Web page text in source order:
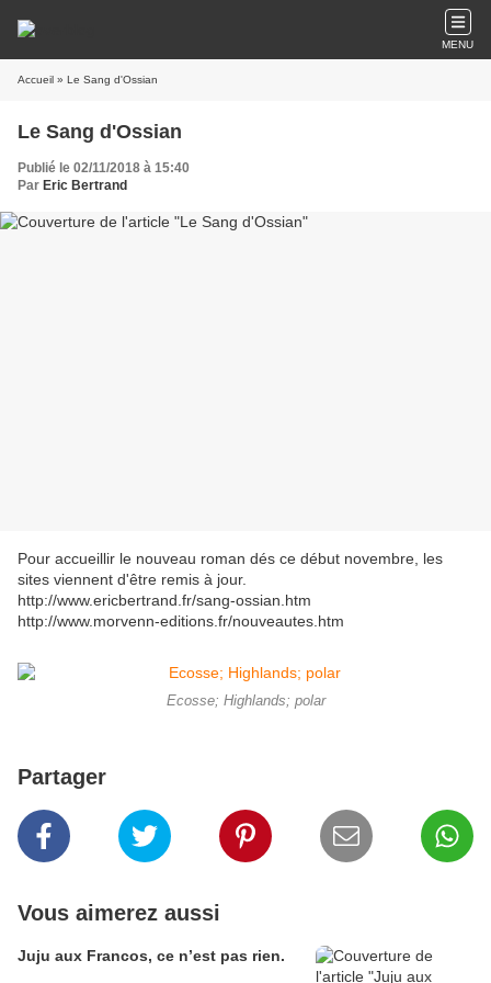
MENU
Accueil » Le Sang d'Ossian
Le Sang d'Ossian
Publié le 02/11/2018 à 15:40
Par Eric Bertrand
Pour accueillir le nouveau roman dés ce début novembre, les
sites viennent d'être remis à jour.
http://www.ericbertrand.fr/sang-ossian.htm
http://www.morvenn-editions.fr/nouveautes.htm
Ecosse; Highlands; polar
Partager
Vous aimerez aussi
Juju aux Francos, ce n’est pas rien.